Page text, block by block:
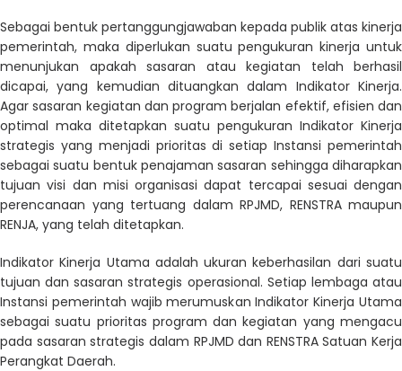
Sebagai bentuk pertanggungjawaban kepada publik atas kinerja
pemerintah, maka diperlukan suatu pengukuran kinerja untuk
menunjukan apakah sasaran atau kegiatan telah berhasil
dicapai, yang kemudian dituangkan dalam Indikator Kinerja.
Agar sasaran kegiatan dan program berjalan efektif, efisien dan
optimal maka ditetapkan suatu pengukuran Indikator Kinerja
strategis yang menjadi prioritas di setiap Instansi pemerintah
sebagai suatu bentuk penajaman sasaran sehingga diharapkan
tujuan visi dan misi organisasi dapat tercapai sesuai dengan
perencanaan yang tertuang dalam RPJMD, RENSTRA maupun
RENJA, yang telah ditetapkan.
Indikator Kinerja Utama adalah ukuran keberhasilan dari suatu
tujuan dan sasaran strategis operasional. Setiap lembaga atau
Instansi pemerintah wajib merumuskan Indikator Kinerja Utama
sebagai suatu prioritas program dan kegiatan yang mengacu
pada sasaran strategis dalam RPJMD dan RENSTRA Satuan Kerja
Perangkat Daerah.